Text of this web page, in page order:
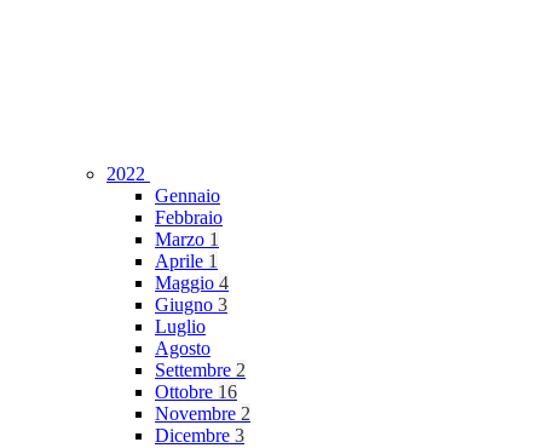
2022
Gennaio
Febbraio
Marzo 1
Aprile 1
Maggio 4
Giugno 3
Luglio
Agosto
Settembre 2
Ottobre 16
Novembre 2
Dicembre 3